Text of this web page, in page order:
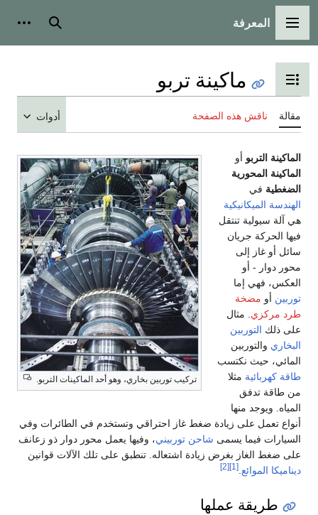
القائمة الرئيسية
المعرفة بحث
تبديل عرض جدول المحتويات
ماكينة تربو
مقالة ناقش هذه الصفحة أدوات
تركيب توربين بخاري، وهو أحد الماكينات التربو.
الماكينة التربو أو
الماكينة المحورية
الضغطية في
الهندسة الميكانيكية
هي آلة سيولية تنتقل
فيها الحركة جريان
سائل أو غاز إلى
محور دوار - أو
العكس، فهي إما
توربين أو مضخة
طرد مركزي . مثال
على ذلك التوربين
البخاري والتوربين
المائي، حيث نكتسب
طاقة كهربائية مثلا
من طاقة تدفق
المياه. ويوجد منها
أنواع تعمل على زيادة ضغط غاز احتراقي وتستخدم في الطائرات وفي
السيارات فيما يسمى شاحن توربيني، وفيها يعمل محور دوار ذو زعانف
على ضغط الغاز بغرض زيادة اشتعاله. تنطبق على تلك الآلات قوانين
ديناميكا الموائع [1]
[2]
طريقة عملها